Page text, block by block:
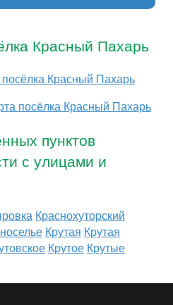
Красный Пахарь
посёлка Красный Пахарь
посёлка Красный Пахарь
пунктов
с улицами и
Краснохуторский
Крутая Крутая
Крутое Крутые